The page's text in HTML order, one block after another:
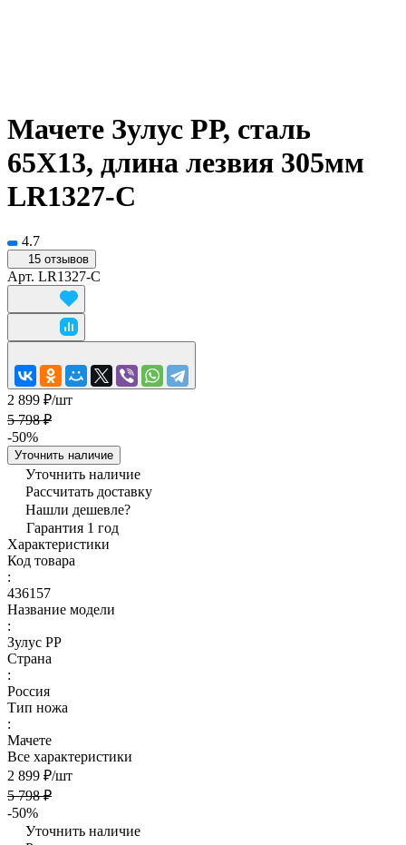
Мачете Зулус РР, сталь
65Х13, длина лезвия 305мм
LR1327-C
4.7
15 отзывов
Арт. LR1327-C
2 899 ₽/шт
5 798 ₽
-50%
Уточнить наличие
Уточнить наличие
Рассчитать доставку
Нашли дешевле?
Гарантия 1 год
Характеристики
Код товара
:
436157
Название модели
:
Зулус РР
Страна
:
Россия
Тип ножа
:
Мачете
Все характеристики
2 899 ₽/шт
5 798 ₽
-50%
Уточнить наличие